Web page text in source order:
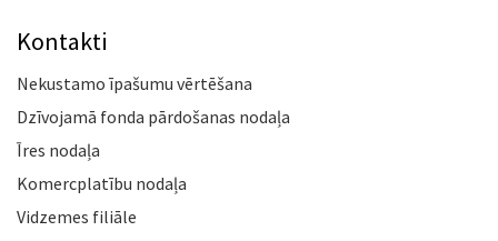
Kontakti
Nekustamo īpašumu vērtēšana
Dzīvojamā fonda pārdošanas nodaļa
Īres nodaļa
Komercplatību nodaļa
Vidzemes filiāle